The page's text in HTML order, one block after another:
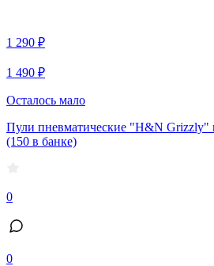
1 290 ₽
1 490 ₽
Осталось мало
Пули пневматические "H&N Grizzly"
(150 в банке)
0
0